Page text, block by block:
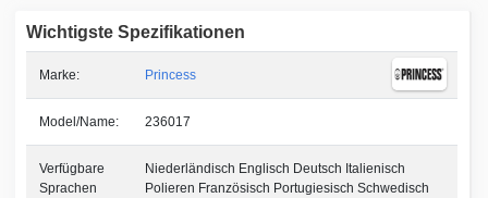
Wichtigste Spezifikationen
Marke: Princess
Model/Name: 236017
Verfügbare
Sprachen
Niederländisch Englisch Deutsch Italienisch
Polieren Französisch Portugiesisch Schwedisch